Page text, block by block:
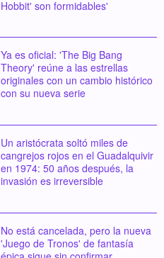
Hobbit' son formidables'
Ya es oficial: 'The Big Bang
Theory' reúne a las estrellas
originales con un cambio histórico
con su nueva serie
Un aristócrata soltó miles de
cangrejos rojos en el Guadalquivir
en 1974: 50 años después, la
invasión es irreversible
No está cancelada, pero la nueva
'Juego de Tronos' de fantasía